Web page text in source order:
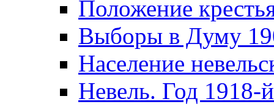
Положение
Выборы в Думу
Население
Невель. Год 1918-